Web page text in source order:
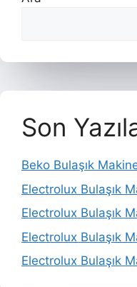
Son
Beko Bulaşık
Electrolux Bulaşık
Electrolux Bulaşık
Electrolux Bulaşık
Electrolux Bulaşık